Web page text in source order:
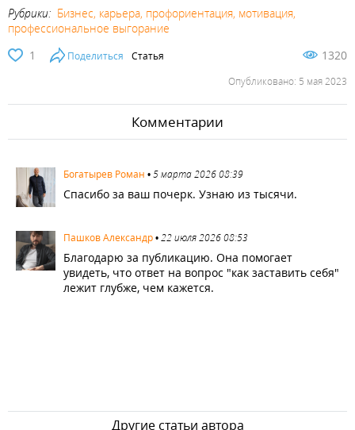
Рубрики: Бизнес, карьера, профориентация, мотивация,
профессиональное выгорание
1
Поделиться Статья 1320
Опубликовано: 5 мая 2023
Комментарии
1782 Богатырев Роман •5 марта 2026 08:39
Спасибо за ваш почерк. Узнаю из тысячи.
3405 Пашков Александр•22 июля 2026 08:53
Благодарю за публикацию. Она помогает
увидеть, что ответ на вопрос "как заставить себя"
лежит глубже, чем кажется.
Другие статьи автора